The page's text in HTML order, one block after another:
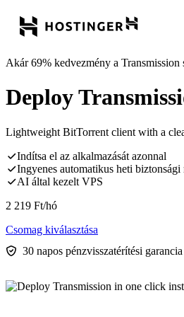
Akár 69% kedvezmény a Transmission
Deploy
Lightweight BitTorrent client with a
Indítsa el az alkalmazását azonnal
Ingyenes automatikus heti biztonsági
AI által kezelt VPS
2 219 Ft/hó
Csomag kiválasztása
30 napos pénzvisszatérítési garancia